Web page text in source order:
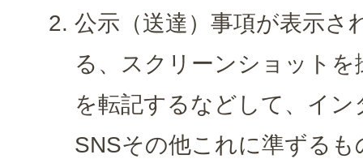
公示（送達）事項が表示さ
る、スクリーンショット
を転記するなどして、イ
SNSその他これに準ずる